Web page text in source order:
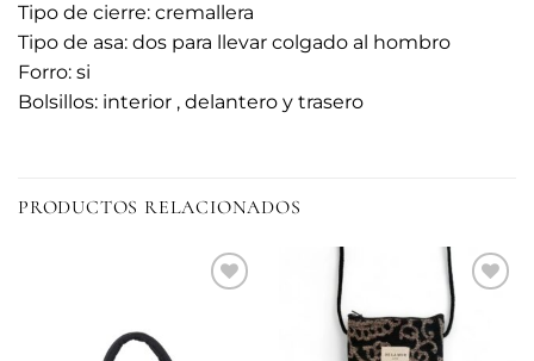
Tipo de cierre: cremallera
Tipo de asa: dos para llevar colgado al hombro
Forro: si
Bolsillos: interior , delantero y trasero
PRODUCTOS RELACIONADOS